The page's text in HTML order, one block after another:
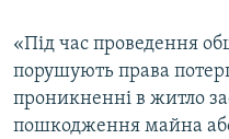
«Під час проведення
порушують права
проникненні в житло
пошкодження майна